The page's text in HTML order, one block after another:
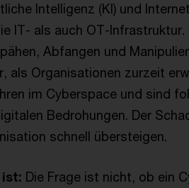
Intelligenz (KI) und
IT- als auch OT-
Abfangen und
als Organisationen zurzeit
im Cyberspace und sind
Bedrohungen. Der
schnell übersteigen.
ist: Die Frage ist nicht, ob ein